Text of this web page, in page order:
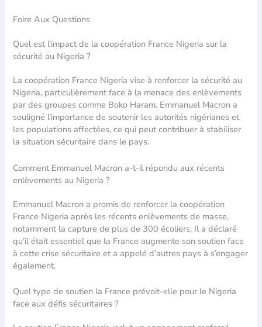
Foire Aux Questions
Quel est l’impact de la coopération France Nigeria sur la
sécurité au Nigeria ?
La coopération France Nigeria vise à renforcer la sécurité au
Nigeria, particulièrement face à la menace des enlèvements
par des groupes comme Boko Haram. Emmanuel Macron a
souligné l’importance de soutenir les autorités nigérianes et
les populations affectées, ce qui peut contribuer à stabiliser
la situation sécuritaire dans le pays.
Comment Emmanuel Macron a-t-il répondu aux récents
enlèvements au Nigeria ?
Emmanuel Macron a promis de renforcer la coopération
France Nigeria après les récents enlèvements de masse,
notamment la capture de plus de 300 écoliers. Il a déclaré
qu’il était essentiel que la France augmente son soutien face
à cette crise sécuritaire et a appelé d’autres pays à s’engager
également.
Quel type de soutien la France prévoit-elle pour le Nigeria
face aux défis sécuritaires ?